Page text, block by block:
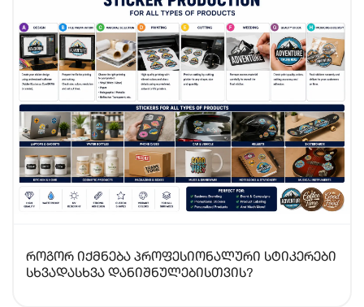
როგორ იქმნება პროფესიონალური სტიკერები
სხვადასხვა დანიშნულებისთვის?